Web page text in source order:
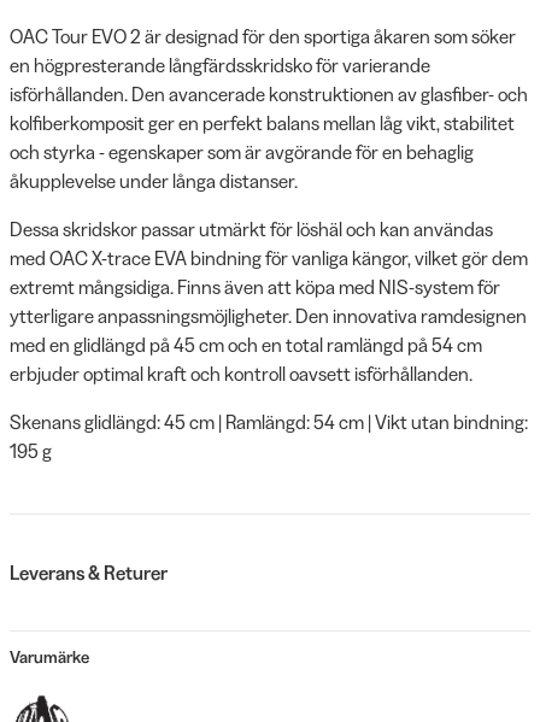
OAC Tour EVO 2 är designad för den sportiga åkaren som söker
en högpresterande långfärdsskridsko för varierande
isförhållanden. Den avancerade konstruktionen av glasfiber- och
kolfiberkomposit ger en perfekt balans mellan låg vikt, stabilitet
och styrka - egenskaper som är avgörande för en behaglig
åkupplevelse under långa distanser.
Dessa skridskor passar utmärkt för löshäl och kan användas
med OAC X-trace EVA bindning för vanliga kängor, vilket gör dem
extremt mångsidiga. Finns även att köpa med NIS-system för
ytterligare anpassningsmöjligheter. Den innovativa ramdesignen
med en glidlängd på 45 cm och en total ramlängd på 54 cm
erbjuder optimal kraft och kontroll oavsett isförhållanden.
Skenans glidlängd: 45 cm | Ramlängd: 54 cm | Vikt utan bindning:
195 g
Leverans & Returer
Varumärke